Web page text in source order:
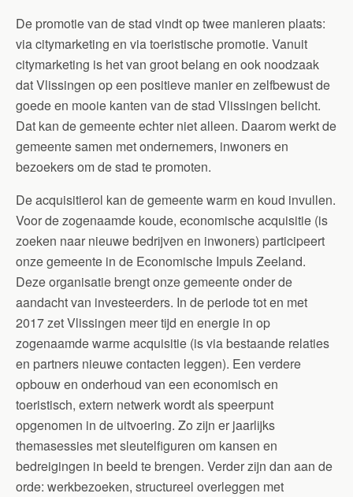
De promotie van de stad vindt op twee manieren plaats:
via citymarketing en via toeristische promotie. Vanuit
citymarketing is het van groot belang en ook noodzaak
dat Vlissingen op een positieve manier en zelfbewust de
goede en mooie kanten van de stad Vlissingen belicht.
Dat kan de gemeente echter niet alleen. Daarom werkt de
gemeente samen met ondernemers, inwoners en
bezoekers om de stad te promoten.
De acquisitierol kan de gemeente warm en koud invullen.
Voor de zogenaamde koude, economische acquisitie (is
zoeken naar nieuwe bedrijven en inwoners) participeert
onze gemeente in de Economische Impuls Zeeland.
Deze organisatie brengt onze gemeente onder de
aandacht van investeerders. In de periode tot en met
2017 zet Vlissingen meer tijd en energie in op
zogenaamde warme acquisitie (is via bestaande relaties
en partners nieuwe contacten leggen). Een verdere
opbouw en onderhoud van een economisch en
toeristisch, extern netwerk wordt als speerpunt
opgenomen in de uitvoering. Zo zijn er jaarlijks
themasessies met sleutelfiguren om kansen en
bedreigingen in beeld te brengen. Verder zijn dan aan de
orde: werkbezoeken, structureel overleggen met